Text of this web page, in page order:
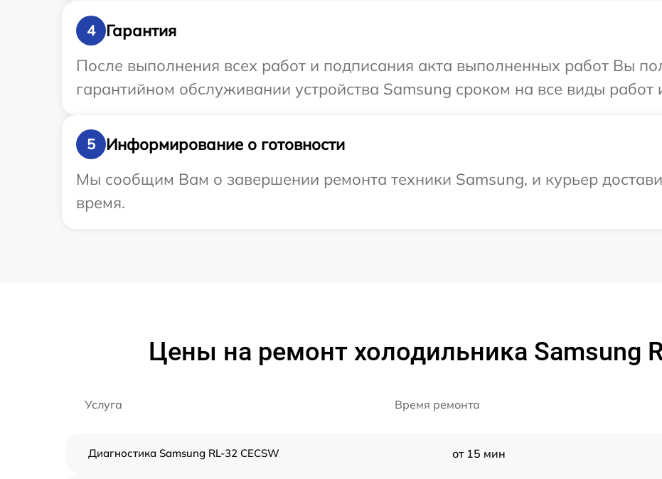
4
Гарантия
После выполнения всех работ и подписания акта выполненных работ Вы
гарантийном обслуживании устройства Samsung сроком на все виды работ
5
Информирование о готовности
Мы сообщим Вам о завершении ремонта техники Samsung, и курьер
время.
Цены на ремонт холодильника Samsung
Услуга Время ремонта
Диагностика Samsung RL-32 CECSW от 15 мин